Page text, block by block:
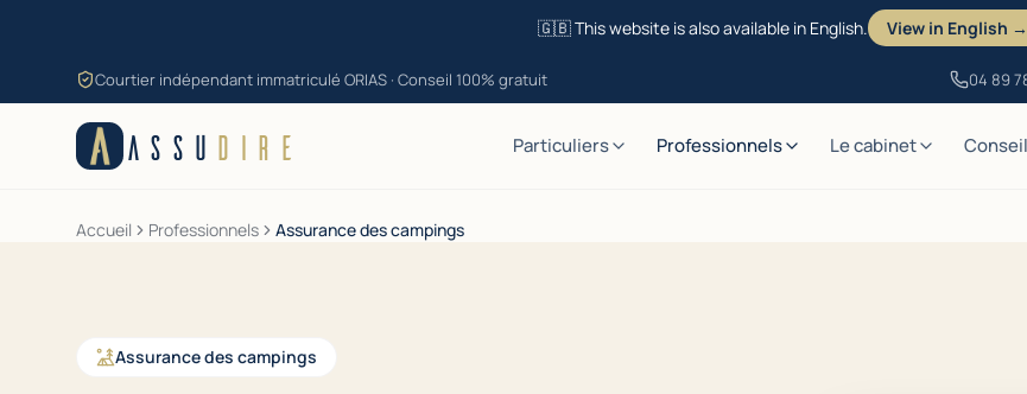
🇬🇧 This website is also available in English. View in English →
Aller au contenuCourtier indépendant immatriculé ORIAS · Conseil 100% gratuit 04 89
ASSU DIRE Particuliers Professionnels Le cabinet
Accueil Professionnels Assurance des campings
Assurance des campings